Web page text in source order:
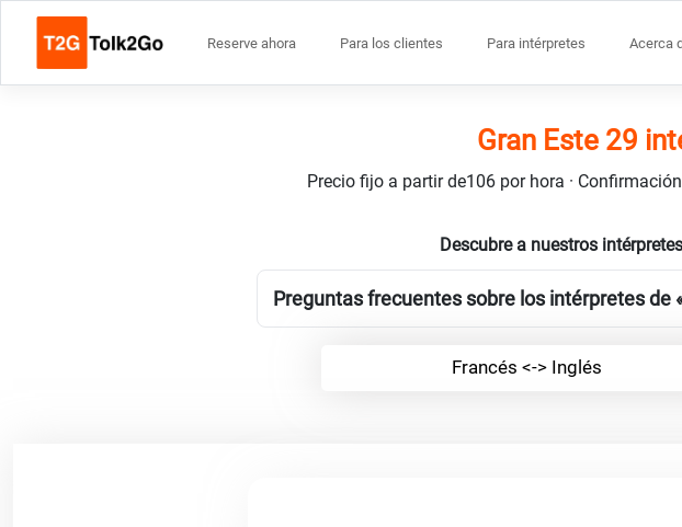
Reserve ahora Para los clientes Para intérpretes Acerca
Gran Este 29
Precio fijo a partir de106 por hora ·
Descubre a nuestros
Preguntas frecuentes sobre los intérpretes de
Francés <-> Inglés